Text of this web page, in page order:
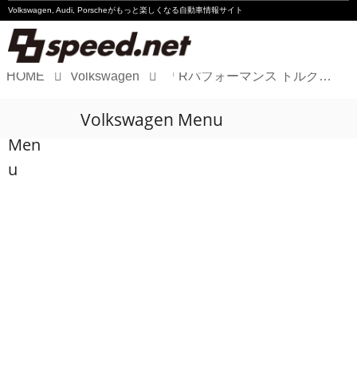
Volkswagen, Audi, Porscheがもっと楽しくなる自動車情報サイト
Audi
HOME Volkswagen 「Rパフォーマンス トルクベクタリング」の解説動画が公開
Men
u
Volkswagen Menu